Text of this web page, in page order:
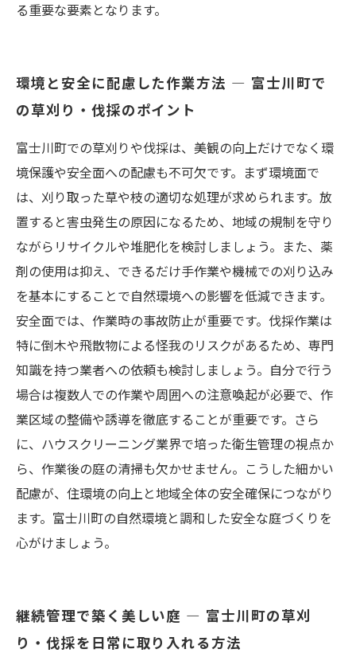
る重要な要素となります。
環境と安全に配慮した作業方法 — 富士川町で
の草刈り・伐採のポイント
富士川町での草刈りや伐採は、美観の向上だけでなく環
境保護や安全面への配慮も不可欠です。まず環境面で
は、刈り取った草や枝の適切な処理が求められます。放
置すると害虫発生の原因になるため、地域の規制を守り
ながらリサイクルや堆肥化を検討しましょう。また、薬
剤の使用は抑え、できるだけ手作業や機械での刈り込み
を基本にすることで自然環境への影響を低減できます。
安全面では、作業時の事故防止が重要です。伐採作業は
特に倒木や飛散物による怪我のリスクがあるため、専門
知識を持つ業者への依頼も検討しましょう。自分で行う
場合は複数人での作業や周囲への注意喚起が必要で、作
業区域の整備や誘導を徹底することが重要です。さら
に、ハウスクリーニング業界で培った衛生管理の視点か
ら、作業後の庭の清掃も欠かせません。こうした細かい
配慮が、住環境の向上と地域全体の安全確保につながり
ます。富士川町の自然環境と調和した安全な庭づくりを
心がけましょう。
継続管理で築く美しい庭 — 富士川町の草刈
り・伐採を日常に取り入れる方法